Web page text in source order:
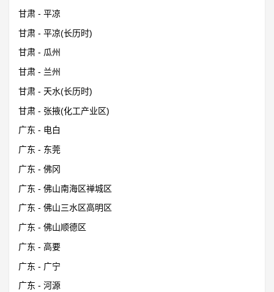
甘肃 - 平凉
甘肃 - 平凉(长历时)
甘肃 - 瓜州
甘肃 - 兰州
甘肃 - 天水(长历时)
甘肃 - 张掖(化工产业区)
广东 - 电白
广东 - 东莞
广东 - 佛冈
广东 - 佛山南海区禅城区
广东 - 佛山三水区高明区
广东 - 佛山顺德区
广东 - 高要
广东 - 广宁
广东 - 河源